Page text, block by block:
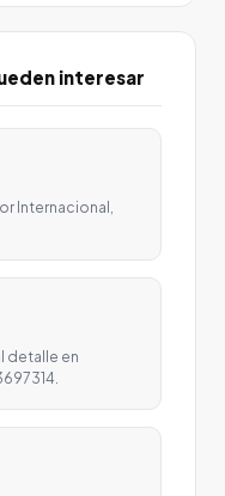
interesar
Internacional,
detalle en